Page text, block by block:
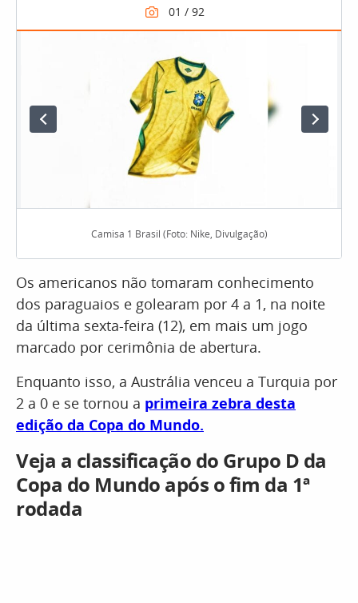
Camisa 1 Brasil (Foto: Nike, Divulgação)
Os americanos não tomaram conhecimento
dos paraguaios e golearam por 4 a 1, na noite
da última sexta-feira (12), em mais um jogo
marcado por cerimônia de abertura.
Enquanto isso, a Austrália venceu a Turquia por
2 a 0 e se tornou a primeira zebra desta
edição da Copa do Mundo.
Veja a classificação do Grupo D da
Copa do Mundo após o fim da 1ª
rodada